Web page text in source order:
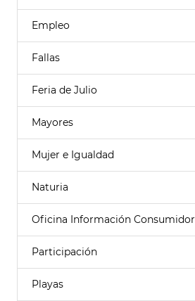
Empleo
Fallas
Feria de Julio
Mayores
Mujer e Igualdad
Naturia
Oficina Información Consumidor
Participación
Playas